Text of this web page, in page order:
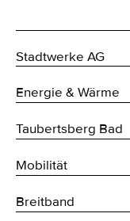
Stadtwerke AG
Energie & Wärme
Taubertsberg Bad
Mobilität
Breitband